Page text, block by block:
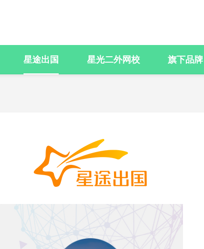
星途出国 星光二外网校 旗下品牌